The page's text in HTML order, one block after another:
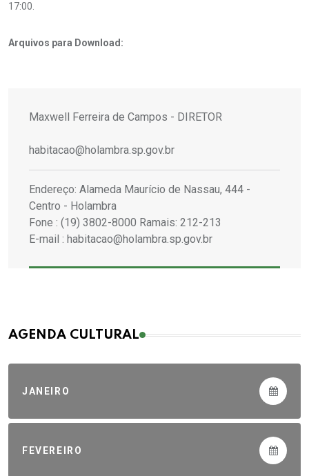
17:00.
Arquivos para Download:
Maxwell Ferreira de Campos - DIRETOR
habitacao@holambra.sp.gov.br
Endereço: Alameda Maurício de Nassau, 444 -
Centro - Holambra
Fone : (19) 3802-8000 Ramais: 212-213
E-mail : habitacao@holambra.sp.gov.br
AGENDA CULTURAL
JANEIRO
FEVEREIRO